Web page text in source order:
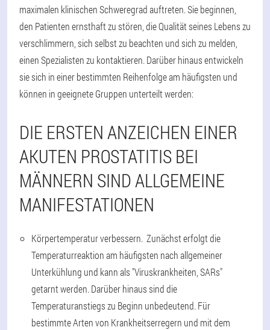
maximalen klinischen Schweregrad auftreten. Sie beginnen,
den Patienten ernsthaft zu stören, die Qualität seines Lebens zu
verschlimmern, sich selbst zu beachten und sich zu melden,
einen Spezialisten zu kontaktieren. Darüber hinaus entwickeln
sie sich in einer bestimmten Reihenfolge am häufigsten und
können in geeignete Gruppen unterteilt werden:
DIE ERSTEN ANZEICHEN EINER
AKUTEN PROSTATITIS BEI
MÄNNERN SIND ALLGEMEINE
MANIFESTATIONEN
Körpertemperatur verbessern. Zunächst erfolgt die
Temperaturreaktion am häufigsten nach allgemeiner
Unterkühlung und kann als "Viruskrankheiten, SARs"
getarnt werden. Darüber hinaus sind die
Temperaturanstiegs zu Beginn unbedeutend. Für
bestimmte Arten von Krankheitserregern und mit dem